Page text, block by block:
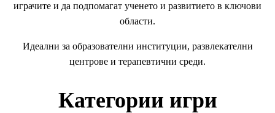
играчите и да подпомагат ученето и развитието в ключови
области.
Идеални за образователни институции, развлекателни
центрове и терапевтични среди.
Категории игри